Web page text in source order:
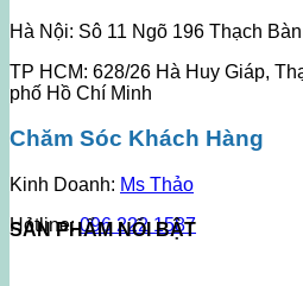
Hà Nội: Sô 11 Ngõ 196 Thạch
TP HCM: 628/26 Hà Huy Giáp,
phố Hồ Chí Minh
Chăm Sóc Khách Hàng
Kinh Doanh: Ms Thảo
Hotline:096 222 1587
SẢN PHẨM NỔI BẬT